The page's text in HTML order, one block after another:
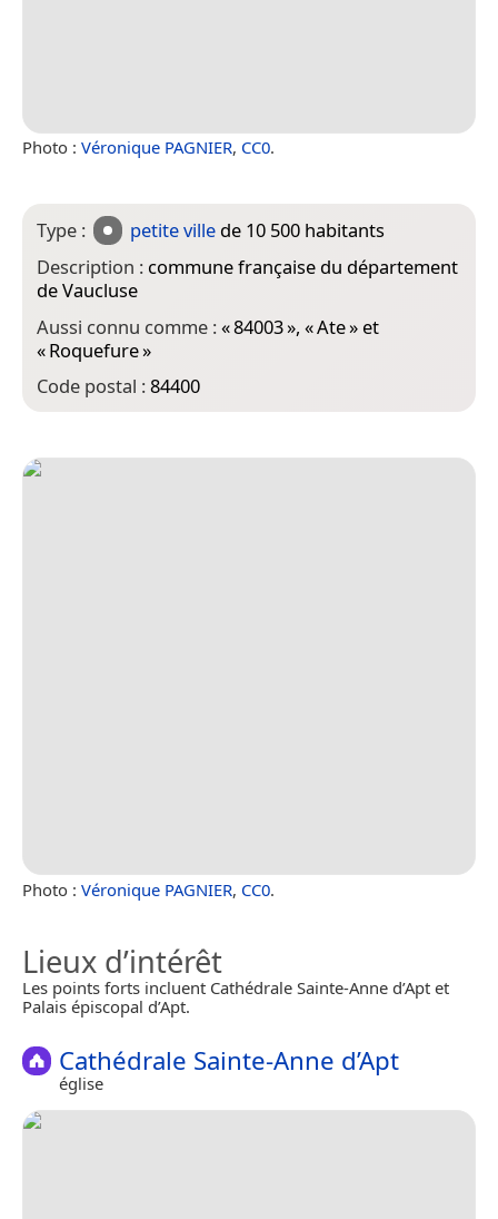
Photo : Véronique PAGNIER, CC0.
Type : petite ville de 10 500 habitants
Description : commune française du département
de Vaucluse
Aussi connu comme :«84003», «Ate» et
«Roquefure»
Code postal :84400
Photo : Véronique PAGNIER, CC0.
Lieux d’intérêt
Les points forts incluent Cathédrale Sainte-Anne d’Apt et
Palais épiscopal d’Apt.
Cathédrale Sainte-Anne d’Apt
église